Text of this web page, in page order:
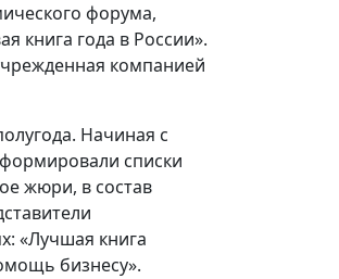
форума,
книга года в России».
компанией
Начиная с
списки
жюри, в состав
«Лучшая книга
бизнесу».